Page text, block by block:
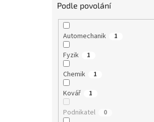
Podle povolání
Automechanik 1
Fyzik 1
Chemik 1
Kovář 1
Podnikatel 0